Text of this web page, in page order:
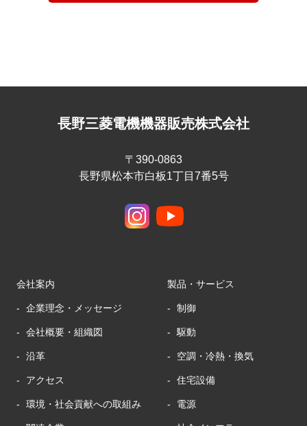
長野三菱電機機器販売株式会社
〒390-0863
長野県松本市白板1丁目7番5号
会社案内
企業理念・メッセージ
会社概要・組織図
沿革
アクセス
環境・社会貢献への取組み
製品・サービス
制御
駆動
空調・冷熱・換気
住宅設備
電源